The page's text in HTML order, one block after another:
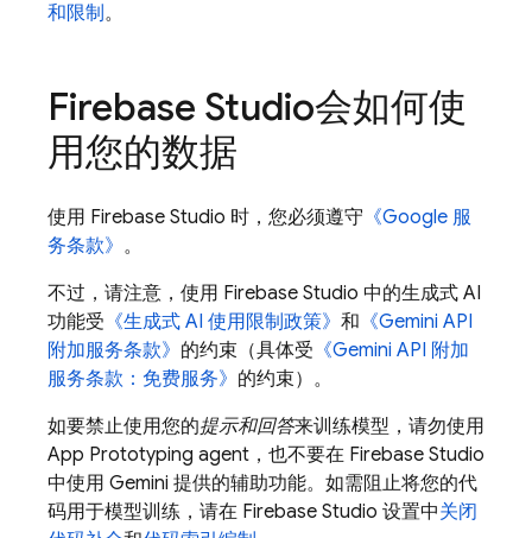
和限制。
Firebase Studio会如何使
用您的数据
使用 Firebase Studio 时，您必须遵守 《Google 服
务条款》 。
不过，请注意，使用 Firebase Studio 中的生成式 AI
功能受 《生成式 AI 使用限制政策》 和 《Gemini API
附加服务条款》 的约束（具体受 《Gemini API 附加
服务条款：免费服务》 的约束）。
如要禁止使用您的提示和回答来训练模型，请勿使用
App Prototyping agent ，也不要在 Firebase Studio
中使用 Gemini 提供的辅助功能。 如需阻止将您的代
码用于模型训练，请在 Firebase Studio 设置中关闭